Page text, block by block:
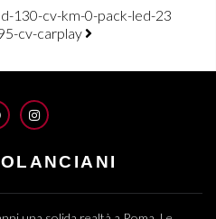
130-cv-km-0-pack-led-23
cv-carplay
FACEBOOKINSTAGRAM